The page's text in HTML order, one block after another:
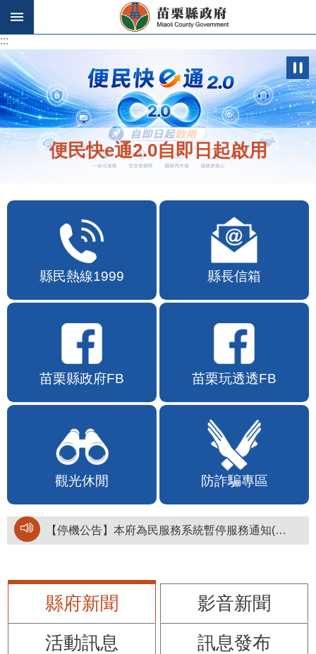
跳到主要內容區塊
:::
:::
歡迎在地店家加入苗栗幣合作行列
縣民熱線1999 縣長信箱
苗栗縣政府FB 苗栗玩透透FB
觀光休閒 防詐騙專區
縣府新聞
影音新聞
活動訊息
訊息發布